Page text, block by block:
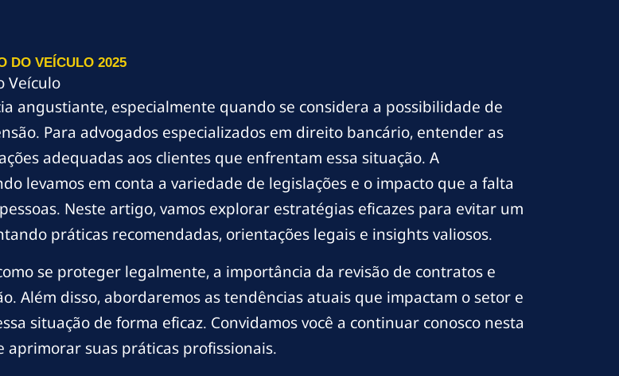
DO VEÍCULO 2025
Veículo
angustiante, especialmente quando se considera a possibilidade de
Para advogados especializados em direito bancário, entender as
adequadas aos clientes que enfrentam essa situação. A
levamos em conta a variedade de legislações e o impacto que a falta
Neste artigo, vamos explorar estratégias eficazes para evitar um
práticas recomendadas, orientações legais e insights valiosos.
se proteger legalmente, a importância da revisão de contratos e
Além disso, abordaremos as tendências atuais que impactam o setor e
situação de forma eficaz. Convidamos você a continuar conosco nesta
suas práticas profissionais.